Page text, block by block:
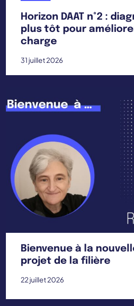
Horizon DAAT n°2 :
plus tôt pour
charge
31 juillet 2026
Bienvenue à la
projet de la filière
22 juillet 2026